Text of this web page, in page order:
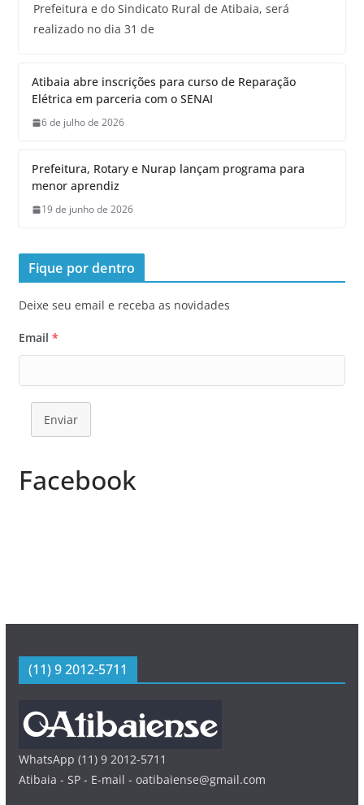
Prefeitura e do Sindicato Rural de Atibaia, será
realizado no dia 31 de
Atibaia abre inscrições para curso de Reparação
Elétrica em parceria com o SENAI
6 de julho de 2026
Prefeitura, Rotary e Nurap lançam programa para
menor aprendiz
19 de junho de 2026
Fique por dentro
Deixe seu email e receba as novidades
Email *
Enviar
Facebook
(11) 9 2012-5711
WhatsApp (11) 9 2012-5711
Atibaia - SP - E-mail - oatibaiense@gmail.com